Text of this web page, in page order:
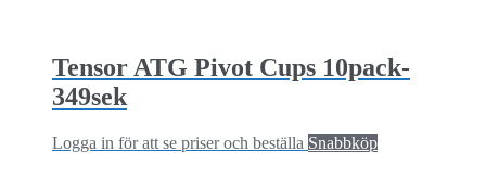
Tensor ATG Pivot Cups 10pack-
349sek
Logga in för att se priser och beställa Snabbköp